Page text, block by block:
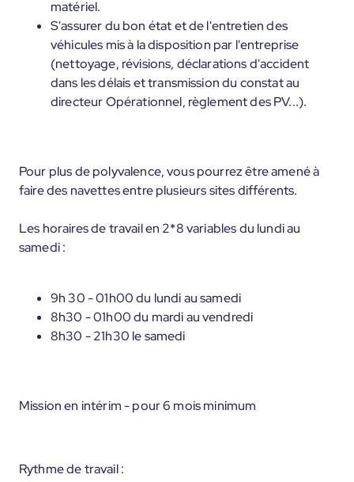
matériel.
S'assurer du bon état et de l'entretien des
véhicules mis à la disposition par l'entreprise
(nettoyage, révisions, déclarations d'accident
dans les délais et transmission du constat au
directeur Opérationnel, règlement des PV...).
Pour plus de polyvalence, vous pourrez être amené à
faire des navettes entre plusieurs sites différents.
Les horaires de travail en 2*8 variables du lundi au
samedi :
9h 30 - 01h00 du lundi au samedi
8h30 - 01h00 du mardi au vendredi
8h30 - 21h30 le samedi
Mission en intérim - pour 6 mois minimum
Rythme de travail :